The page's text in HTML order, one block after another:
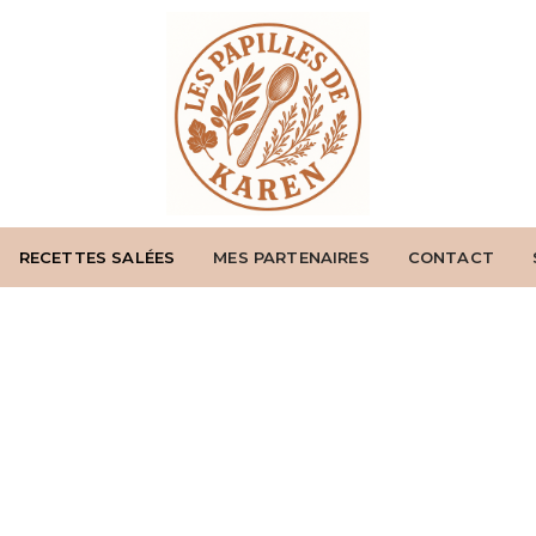
RECETTES SALÉES MES PARTENAIRES CONTACT